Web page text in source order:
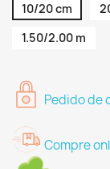
10/20 cm
1.50/2.00 m
Pedido de
Compre